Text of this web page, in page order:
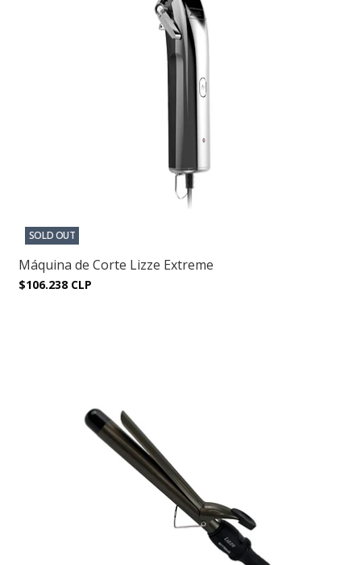
SOLD OUT
Máquina de Corte Lizze Extreme
$106.238 CLP